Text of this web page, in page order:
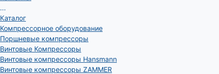
...
Каталог
Компрессорное оборудование
Поршневые компрессоры
Винтовые Компрессоры
Винтовые компрессоры Hansmann
Винтовые компрессоры ZAMMER